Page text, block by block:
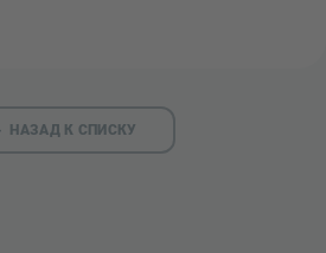
НАЗАД К СПИСКУ